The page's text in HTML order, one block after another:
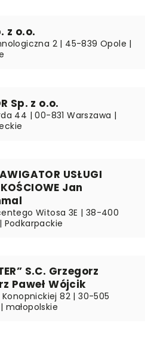
z o.o.
2 | 45-839 Opole |
Sp. z o.o.
44 | 00-831 Warszawa |
USŁUGI
Jan
Witosa 3E | 38-400
Podkarpackie
S.C. Grzegorz
Paweł Wójcik
Konopnickiej 82 | 30-505
małopolskie